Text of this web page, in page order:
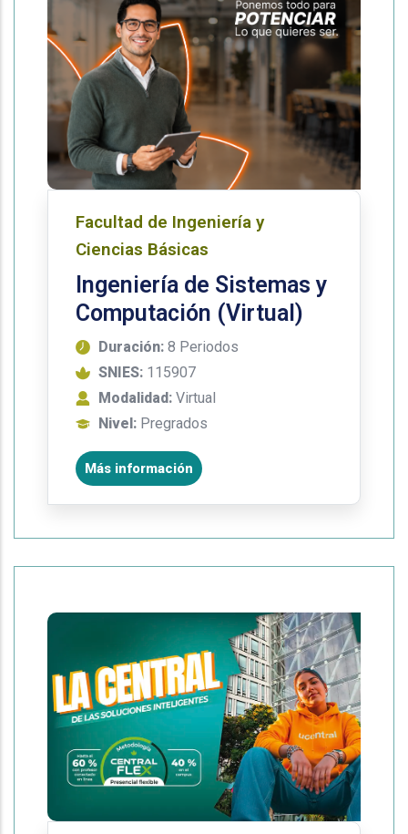
Facultad de Ingeniería y
Ciencias Básicas
Ingeniería de Sistemas y
Computación (Virtual)
Duración: 8 Periodos
SNIES: 115907
Modalidad: Virtual
Nivel: Pregrados
Más información